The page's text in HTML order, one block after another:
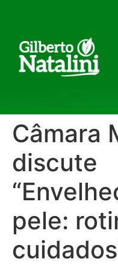
Câmara
discute
pele: